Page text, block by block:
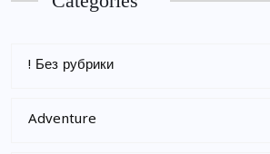
! Без рубрики
Adventure